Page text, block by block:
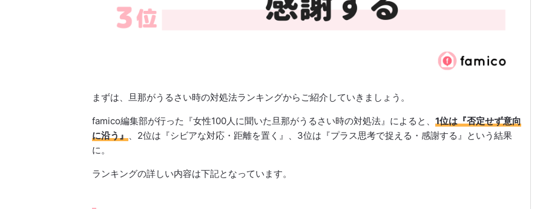
まずは、旦那がうるさい時の対処法ランキングからご紹介していきましょう。
famico編集部が行った『女性100人に聞いた旦那がうるさい時の対処法』によると、 1位は『否定せず意向
に沿う』、2位は『シビアな対応・距離を置く』、3位は『プラス思考で捉える・感謝する』という結果
に。
ランキングの詳しい内容は下記となっています。